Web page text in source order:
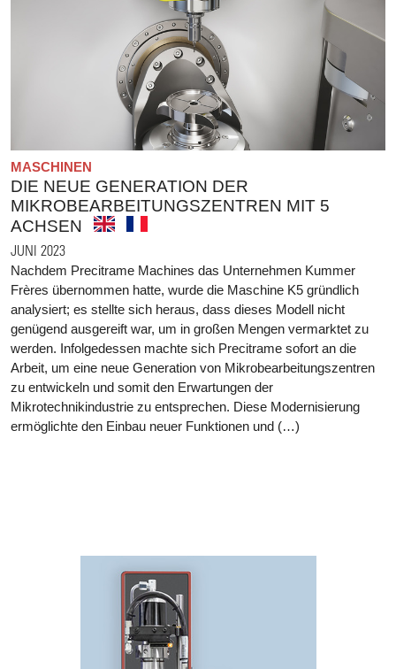
MASCHINEN
DIE NEUE GENERATION DER
MIKROBEARBEITUNGSZENTREN MIT 5
ACHSEN
JUNI 2023
Nachdem Precitrame Machines das Unternehmen Kummer
Frères übernommen hatte, wurde die Maschine K5 gründlich
analysiert; es stellte sich heraus, dass dieses Modell nicht
genügend ausgereift war, um in großen Mengen vermarktet zu
werden. Infolgedessen machte sich Precitrame sofort an die
Arbeit, um eine neue Generation von Mikrobearbeitungszentren
zu entwickeln und somit den Erwartungen der
Mikrotechnikindustrie zu entsprechen. Diese Modernisierung
ermöglichte den Einbau neuer Funktionen und (…)